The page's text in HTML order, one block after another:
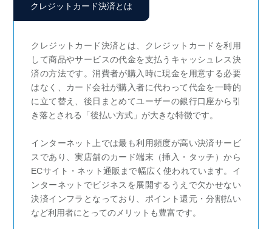
クレジットカード決済とは
クレジットカード決済とは、クレジットカードを利用
して商品やサービスの代金を支払うキャッシュレス決
済の方法です。消費者が購入時に現金を用意する必要
はなく、カード会社が購入者に代わって代金を一時的
に立て替え、後日まとめてユーザーの銀行口座から引
き落とされる「後払い方式」が大きな特徴です。
インターネット上では最も利用頻度が高い決済サービ
スであり、実店舗のカード端末（挿入・タッチ）から
ECサイト・ネット通販まで幅広く使われています。イ
ンターネットでビジネスを展開するうえで欠かせない
決済インフラとなっており、ポイント還元・分割払い
など利用者にとってのメリットも豊富です。